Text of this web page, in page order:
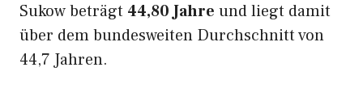
Sukow beträgt 44,80 Jahre und liegt damit
über dem bundesweiten Durchschnitt von
44,7 Jahren.